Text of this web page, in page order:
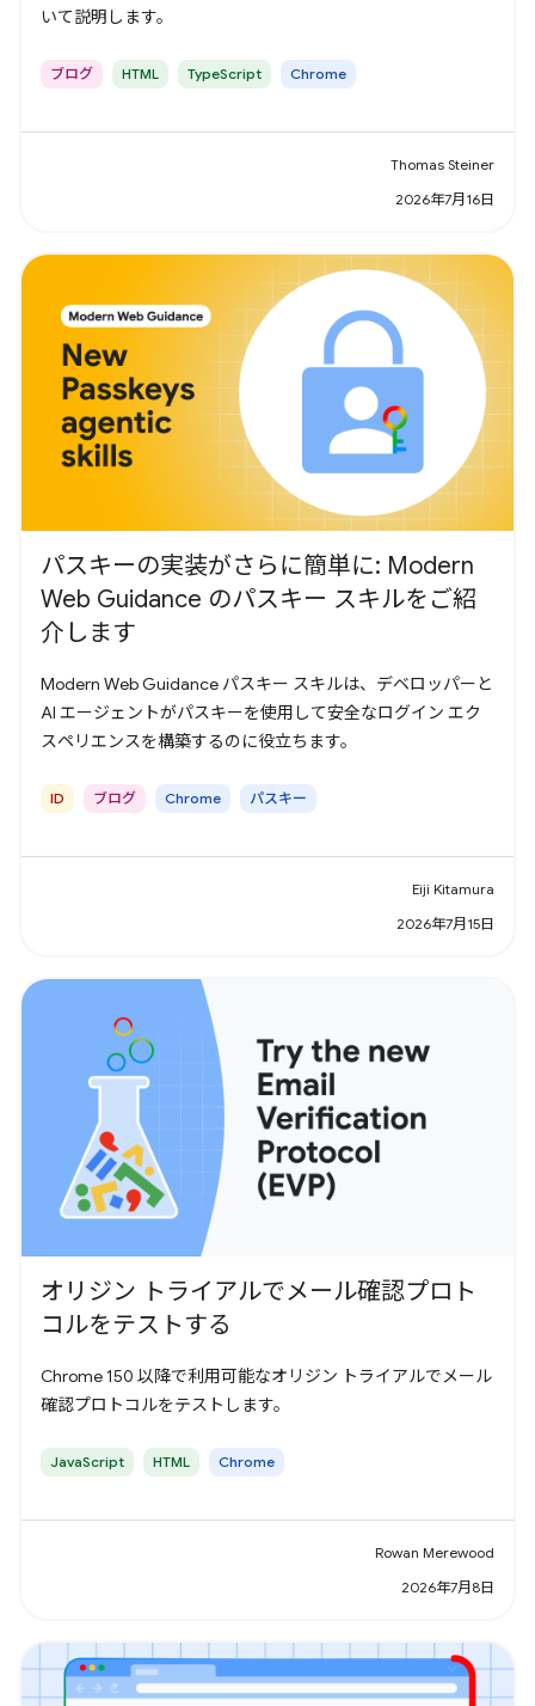
いて説明します。
ブログ HTML TypeScript Chrome
Thomas Steiner
2026年7月16日
パスキーの実装がさらに簡単に: Modern
Web Guidance のパスキー スキルをご紹
介します
Modern Web Guidance パスキー スキルは、デベロッパーと
AI エージェントがパスキーを使用して安全なログイン エク
スペリエンスを構築するのに役立ちます。
ID ブログ Chrome パスキー
Eiji Kitamura
2026年7月15日
オリジン トライアルでメール確認プロト
コルをテストする
Chrome 150 以降で利用可能なオリジン トライアルでメール
確認プロトコルをテストします。
JavaScript HTML Chrome
Rowan Merewood
2026年7月8日